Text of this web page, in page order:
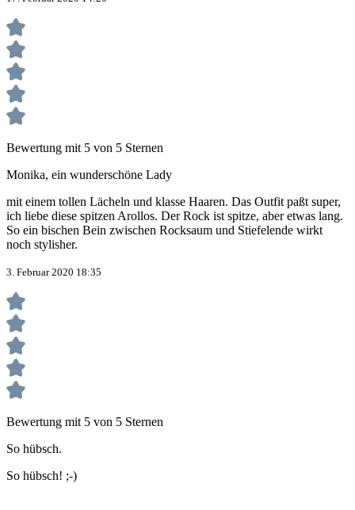
Bewertung mit 5 von 5 Sternen
Monika, ein wunderschöne Lady
mit einem tollen Lächeln und klasse Haaren. Das Outfit paßt super,
ich liebe diese spitzen Arollos. Der Rock ist spitze, aber etwas lang.
So ein bischen Bein zwischen Rocksaum und Stiefelende wirkt
noch stylisher.
3. Februar 2020 18:35
Bewertung mit 5 von 5 Sternen
So hübsch.
So hübsch! ;-)